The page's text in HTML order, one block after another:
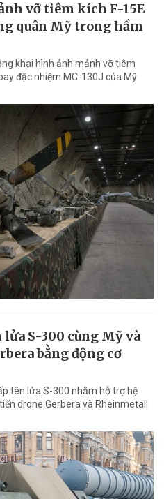
vỡ tiêm kích F-15E
quân Mỹ trong hầm
khai hình ảnh mảnh vỡ tiêm
đặc nhiệm MC-130J của Mỹ
S-300 cùng Mỹ và
bằng động cơ
tên lửa S-300 nhằm hỗ trợ hệ
drone Gerbera và Rheinmetall